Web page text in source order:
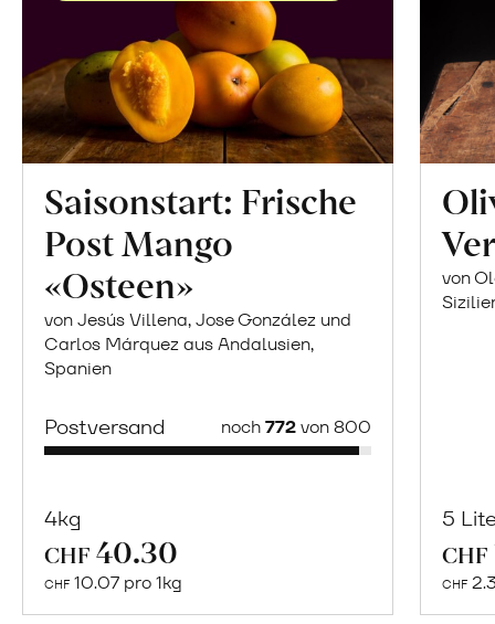
Saisonstart: Frische
Post Mango
«Osteen»
von Jesús Villena, Jose González und
Carlos Márquez aus Andalusien,
Spanien
Postversand noch772von 800
4kg
CHF 40.30
CHF 10.07 pro 1kg
Jesús
von
5
CHF
CHF